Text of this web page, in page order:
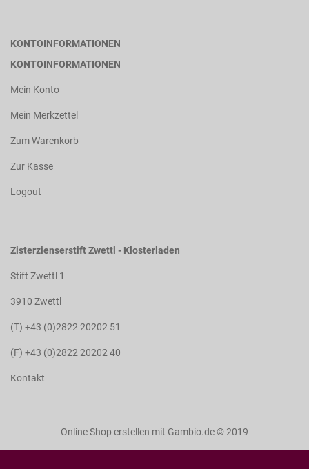
KONTOINFORMATIONEN
KONTOINFORMATIONEN
Mein Konto
Mein Merkzettel
Zum Warenkorb
Zur Kasse
Logout
Zisterzienserstift Zwettl - Klosterladen
Stift Zwettl 1
3910 Zwettl
(T) +43 (0)2822 20202 51
(F) +43 (0)2822 20202 40
Kontakt
Online Shop erstellen mit Gambio.de © 2019